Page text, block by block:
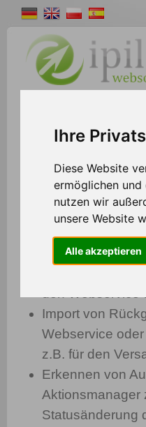
Ihre
Diese Website
ermöglichen und
nutzen wir
unsere Website
Alle akzeptieren
>> Shopsystem
Fulfillment /
Export von
Import von
Webservice
z.B. für den
Erkennen von
Aktionsmanager
Statusänderung